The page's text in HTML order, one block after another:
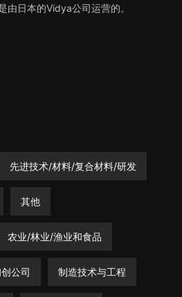
由日本的Vidya公司运营的。
先进技术/材料/复合材料/研发
其他
农业/林业/渔业和食品
公司 制造技术与工程